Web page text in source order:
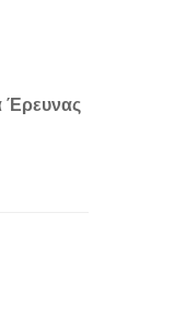
Έρευνας